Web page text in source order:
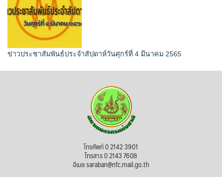
ข่าวประชาสัมพันธ์ประจำสัปดาห์วันศุกร์ที่ 4 มีนาคม 2565
โทรศัพท์ 0 2142 3901
โทรสาร 0 2143 7608
อีเมล saraban@nfc.mail.go.th